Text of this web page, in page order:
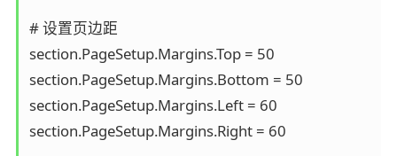
# 设置页边距
section.PageSetup.Margins.Top = 50
section.PageSetup.Margins.Bottom = 50
section.PageSetup.Margins.Left = 60
section.PageSetup.Margins.Right = 60